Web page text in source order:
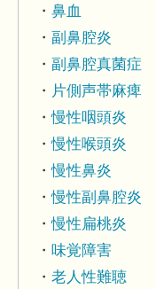
鼻血
副鼻腔炎
副鼻腔真菌症
片側声帯麻痺
慢性咽頭炎
慢性喉頭炎
慢性鼻炎
慢性副鼻腔炎
慢性扁桃炎
味覚障害
老人性難聴